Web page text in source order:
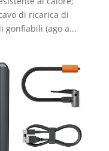
di ricarica di
gonfiabili (ago a...